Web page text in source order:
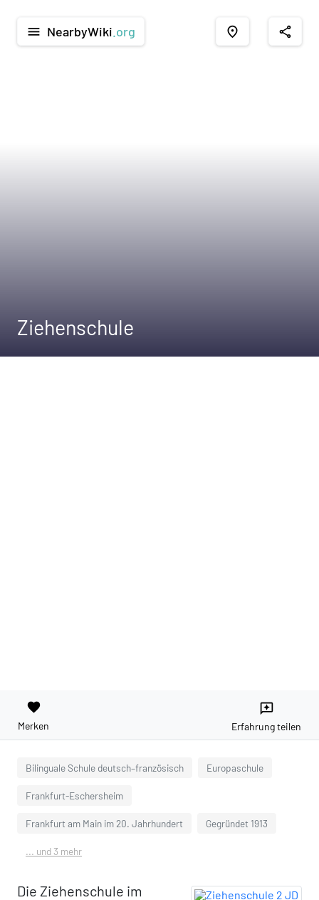
menu NearbyWiki .org place share
Ziehenschule
favorite
Merken
reviews
Erfahrung teilen
Bilinguale Schule deutsch–französisch Europaschule
Frankfurt-Eschersheim
Frankfurt am Main im 20. Jahrhundert Gegründet 1913
... und 3 mehr
Die Ziehenschule im